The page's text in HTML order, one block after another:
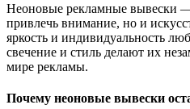
Неоновые рекламные вывески
привлечь внимание, но и
яркость и индивидуальность
свечение и стиль делают их
мире рекламы.
Почему неоновые вывески